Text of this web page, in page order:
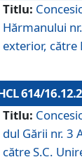
Titlu:
Hărmanului
exterior, către
614/
Titlu:
dul Gării nr. 3
către S.C.